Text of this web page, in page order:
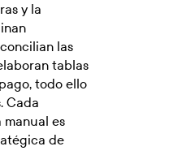
y la
las
tablas
todo ello
Cada
es
de